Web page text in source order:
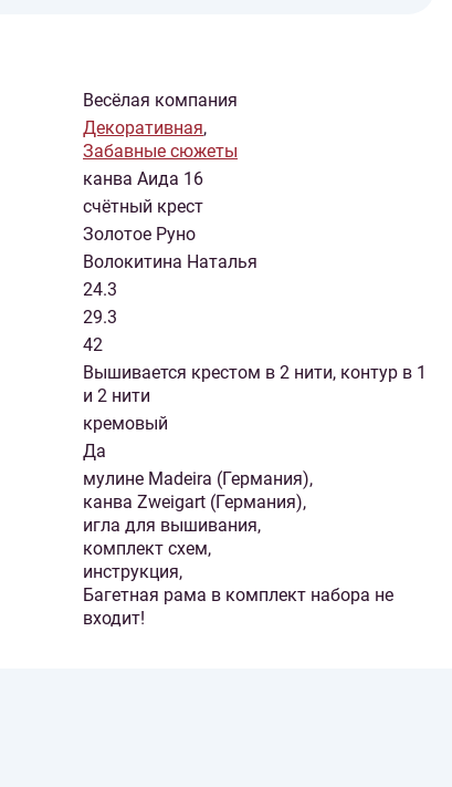
Весёлая компания
Декоративная,
Забавные сюжеты
канва Аида 16
счётный крест
Золотое Руно
Волокитина Наталья
24.3
29.3
42
Вышивается крестом в 2 нити, контур в 1
и 2 нити
кремовый
Да
мулине Madeira (Германия),
канва Zweigart (Германия),
игла для вышивания,
комплект схем,
инструкция,
Багетная рама в комплект набора не
входит!